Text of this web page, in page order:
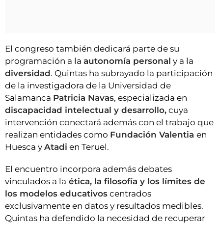
El congreso también dedicará parte de su
programación a la autonomía personal y a la
diversidad. Quintas ha subrayado la participación
de la investigadora de la Universidad de
Salamanca Patricia Navas, especializada en
discapacidad intelectual y desarrollo, cuya
intervención conectará además con el trabajo que
realizan entidades como Fundación Valentia en
Huesca y Atadi en Teruel.
El encuentro incorpora además debates
vinculados a la ética, la filosofía y los límites de
los modelos educativos centrados
exclusivamente en datos y resultados medibles.
Quintas ha defendido la necesidad de recuperar